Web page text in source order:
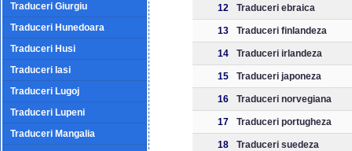
Traduceri Giurgiu
Traduceri Hunedoara
Traduceri Husi
Traduceri Iasi
Traduceri Lugoj
Traduceri Lupeni
Traduceri Mangalia
12 Traduceri ebraica
13 Traduceri finlandeza
14 Traduceri irlandeza
15 Traduceri japoneza
16 Traduceri norvegiana
17 Traduceri portugheza
18 Traduceri suedeza